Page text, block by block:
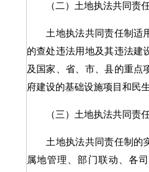
（二）土地执法共同责任
土地执法共同责任制适
的查处违法用地及其违法建
及国家、省、市、县的重点
府建设的基础设施项目和民
（三）土地执法共同责任
土地执法共同责任制的实
属地管理、部门联动、各